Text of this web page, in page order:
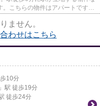
こちらの物件はアパートです。
ません。
わせはこちら
10分
」駅 徒歩19分
徒歩24分